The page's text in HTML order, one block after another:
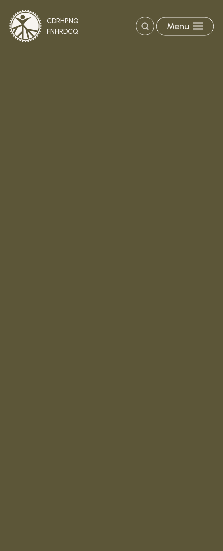
RechercheMenu
CDRHPNQ
FNHRDCQ